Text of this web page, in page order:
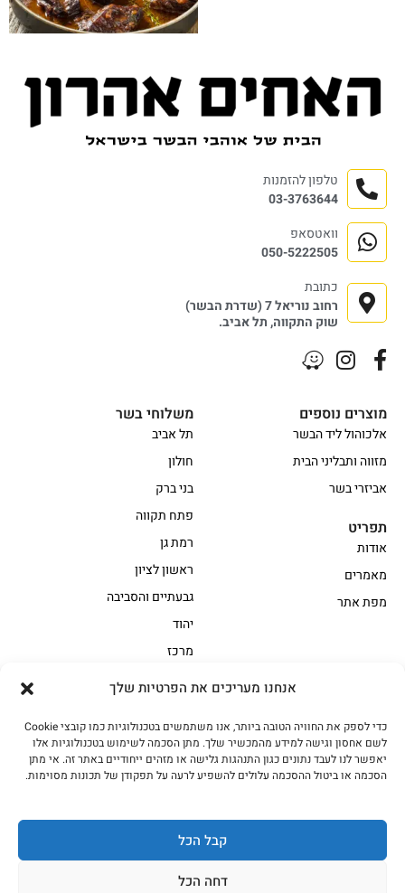
אנחנו מעריכים את הפרטיות שלך
כדי לספק את החוויה הטובה ביותר, אנו משתמשים בטכנולוגיות כמו קובצי Cookie
לשם אחסון וגישה למידע מהמכשיר שלך. מתן הסכמה לשימוש בטכנולוגיות אלו
יאפשר לנו לעבד נתונים כגון התנהגות גלישה או מזהים ייחודיים באתר זה. אי מתן
הסכמה או ביטול ההסכמה עלולים להשפיע לרעה על תפקודן של תכונות מסוימות.
קבל הכל
דחה הכל
אווז
בשר בקר משובח
בשר בקר עגלה משובח
בשר למעשנת
הודו
חלקים אחוריים
מיוחדי מסורת1
נתחי פנים
עוף
משלוחי בשר
תל אביב
חולון
בני ברק
פתח תקווה
רמת גן
ראשון לציון
גבעתיים והסביבה
יהוד
מרכז
מוצרים נוספים
אלכוהול ליד הבשר
מזווה ותבליני הבית
אביזרי בשר
תפריט
אודות
מאמרים
מפת אתר
טלפון להזמנות
03-3763644
וואטסאפ
050-5222505
כתובת
רחוב נוריאל 7 (שדרת הבשר)
שוק התקווה, תל אביב.